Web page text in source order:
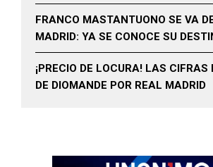
FRANCO MASTANTUONO SE VA
MADRID: YA SE CONOCE SU
¡PRECIO DE LOCURA! LAS CIFRAS
DE DIOMANDE POR REAL MADRID